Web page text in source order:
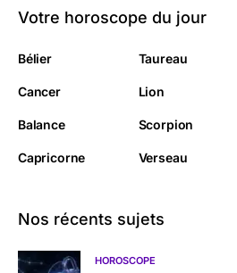
Votre horoscope du jour
Bélier Taureau
Cancer Lion
Balance Scorpion
Capricorne Verseau
Nos récents sujets
HOROSCOPE